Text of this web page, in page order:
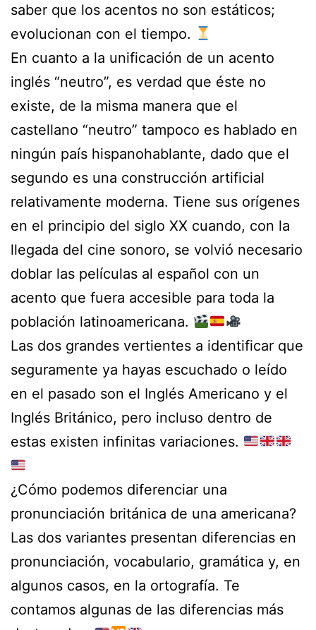
saber que los acentos no son estáticos;
evolucionan con el tiempo.
En cuanto a la unificación de un acento
inglés “neutro”, es verdad que éste no
existe, de la misma manera que el
castellano “neutro” tampoco es hablado en
ningún país hispanohablante, dado que el
segundo es una construcción artificial
relativamente moderna. Tiene sus orígenes
en el principio del siglo XX cuando, con la
llegada del cine sonoro, se volvió necesario
doblar las películas al español con un
acento que fuera accesible para toda la
población latinoamericana.
Las dos grandes vertientes a identificar que
seguramente ya hayas escuchado o leído
en el pasado son el Inglés Americano y el
Inglés Británico, pero incluso dentro de
estas existen infinitas variaciones.
¿Cómo podemos diferenciar una
pronunciación británica de una americana?
Las dos variantes presentan diferencias en
pronunciación, vocabulario, gramática y, en
algunos casos, en la ortografía. Te
contamos algunas de las diferencias más